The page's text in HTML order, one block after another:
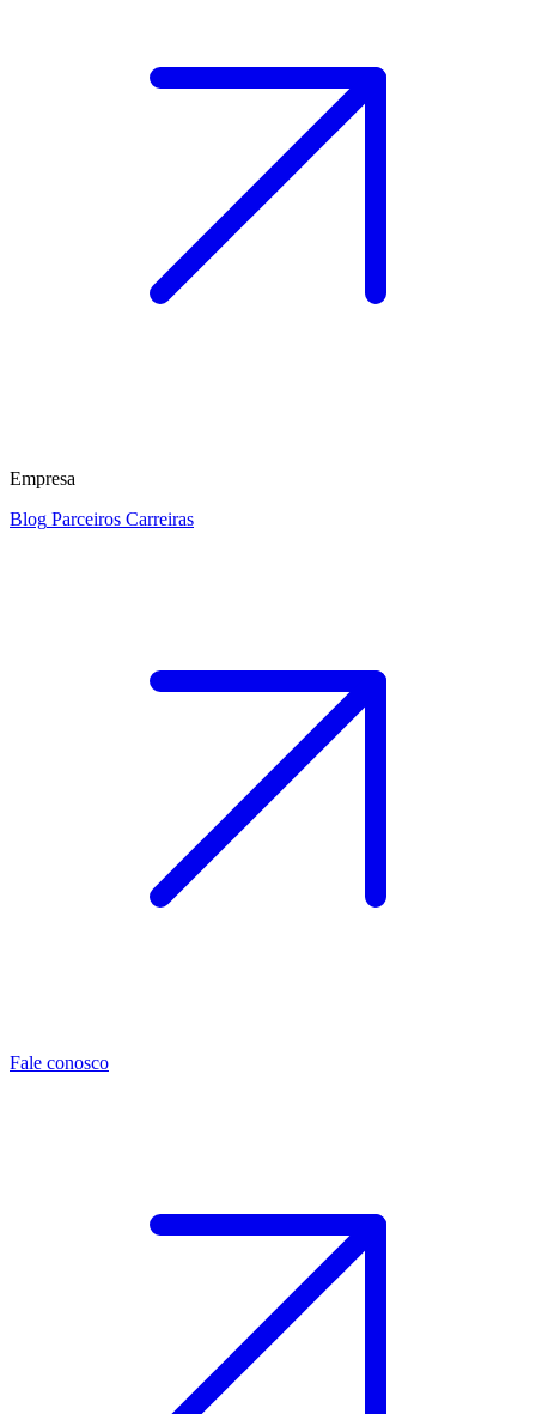
Empresa
Blog Parceiros Carreiras
Fale conosco